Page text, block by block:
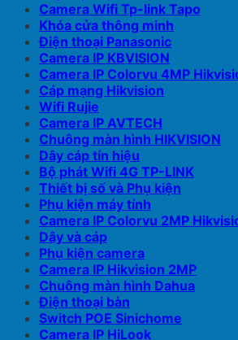
Camera Wifi Tp-link Tapo
Khóa cửa thông minh
Điện thoại Panasonic
Camera IP KBVISION
Camera IP Colorvu 4MP
Cáp mạng Hikvision
Wifi Rujie
Camera IP AVTECH
Chuông màn hình HIKVISION
Dây cáp tín hiệu
Bộ phát Wifi 4G TP-LINK
Thiết bị số và Phụ kiện
Phụ kiện máy tính
Camera IP Colorvu 2MP
Dây và cáp
Phụ kiện camera
Camera IP Hikvision 2MP
Chuông màn hình Dahua
Điện thoại bàn
Switch POE Sinichome
Camera IP HiLook